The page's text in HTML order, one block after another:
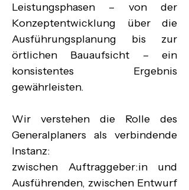
Leistungsphasen – von der
Konzeptentwicklung über die
Ausführungsplanung bis zur
örtlichen Bauaufsicht – ein
konsistentes Ergebnis
gewährleisten.
Wir verstehen die Rolle des
Generalplaners als verbindende
Instanz:
zwischen Auftraggeber:in und
Ausführenden, zwischen Entwurf